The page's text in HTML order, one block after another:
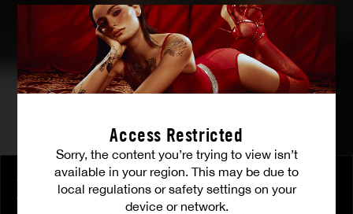
Access Restricted
Sorry, the content you’re trying to view isn’t
available in your region. This may be due to
local regulations or safety settings on your
device or network.
Ava Courcelles, prise dans un parking
AVA COURCELLES